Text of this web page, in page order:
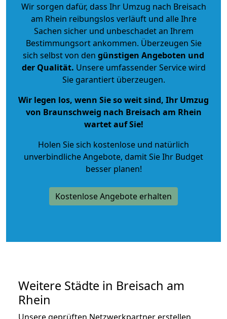
Wir sorgen dafür, dass Ihr Umzug nach Breisach
am Rhein reibungslos verläuft und alle Ihre
Sachen sicher und unbeschadet an Ihrem
Bestimmungsort ankommen. Überzeugen Sie
sich selbst von den günstigen Angeboten und
der Qualität. Unsere umfassender Service wird
Sie garantiert überzeugen.
Wir legen los, wenn Sie so weit sind, Ihr Umzug
von Braunschweig nach Breisach am Rhein
wartet auf Sie!
Holen Sie sich kostenlose und natürlich
unverbindliche Angebote, damit Sie Ihr Budget
besser planen!
Kostenlose Angebote erhalten
Weitere Städte in Breisach am
Rhein
Unsere geprüften Netzwerkpartner erstellen